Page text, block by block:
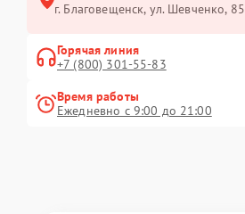
г. Благовещенск, ул. Шевченко, 85
Горячая линия
+7 (800) 301-55-83
Время работы
Ежедневно с 9:00 до 21:00